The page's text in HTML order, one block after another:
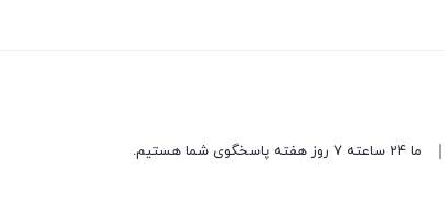
ما 24 ساعته 7 روز هفته پاسخگوی شما هستیم.